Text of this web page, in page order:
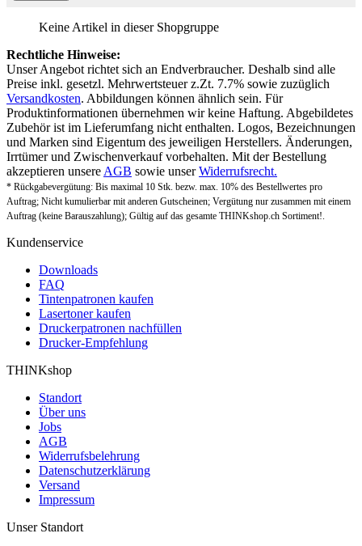
Keine Artikel in dieser Shopgruppe
Rechtliche Hinweise:
Unser Angebot richtet sich an Endverbraucher. Deshalb sind alle
Preise inkl. gesetzl. Mehrwertsteuer z.Zt. 7.7% sowie zuzüglich
Versandkosten. Abbildungen können ähnlich sein. Für
Produktinformationen übernehmen wir keine Haftung. Abgebildetes
Zubehör ist im Lieferumfang nicht enthalten. Logos, Bezeichnungen
und Marken sind Eigentum des jeweiligen Herstellers. Änderungen,
Irrtümer und Zwischenverkauf vorbehalten. Mit der Bestellung
akzeptieren unsere AGB sowie unserWiderrufsrecht.
* Rückgabevergütung: Bis maximal 10 Stk. bezw. max. 10% des Bestellwertes pro
Auftrag; Nicht kumulierbar mit anderen Gutscheinen; Vergütung nur zusammen mit einem
Auftrag (keine Barauszahlung); Gültig auf das gesamte THINKshop.ch Sortiment!.
Kundenservice
Downloads
FAQ
Tintenpatronen kaufen
Lasertoner kaufen
Druckerpatronen nachfüllen
Drucker-Empfehlung
THINKshop
Standort
Über uns
Jobs
AGB
Widerrufsbelehrung
Datenschutzerklärung
Versand
Impressum
Unser Standort